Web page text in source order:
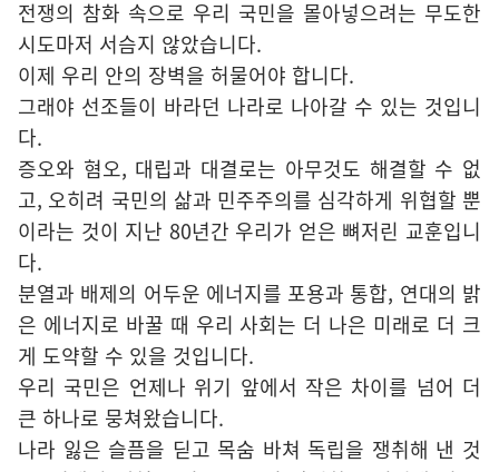
전쟁의 참화 속으로 우리 국민을 몰아넣으려는 무도한
시도마저 서슴지 않았습니다.
이제 우리 안의 장벽을 허물어야 합니다.
그래야 선조들이 바라던 나라로 나아갈 수 있는 것입니
다.
증오와 혐오, 대립과 대결로는 아무것도 해결할 수 없
고, 오히려 국민의 삶과 민주주의를 심각하게 위협할 뿐
이라는 것이 지난 80년간 우리가 얻은 뼈저린 교훈입니
다.
분열과 배제의 어두운 에너지를 포용과 통합, 연대의 밝
은 에너지로 바꿀 때 우리 사회는 더 나은 미래로 더 크
게 도약할 수 있을 것입니다.
우리 국민은 언제나 위기 앞에서 작은 차이를 넘어 더
큰 하나로 뭉쳐왔습니다.
나라 잃은 슬픔을 딛고 목숨 바쳐 독립을 쟁취해 낸 것